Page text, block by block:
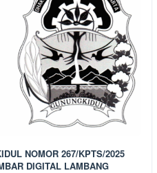
NOMOR 267/KPTS/2025
DIGITAL LAMBANG